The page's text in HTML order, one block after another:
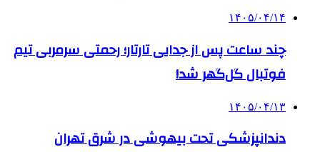
۱۴۰۵/۰۴/۱۴
چند ساعت پس از جدایی تارتار؛ رحمتی سرمربی تیم
فوتبال گل‌گهر شد!
۱۴۰۵/۰۴/۱۳
دندانپزشکی تحت بیهوشی در شرق تهران